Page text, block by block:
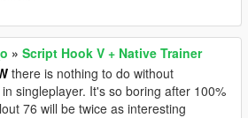
» Script Hook V + Native Trainer
there is nothing to do without
singleplayer. It's so boring after 100%
76 will be twice as interesting